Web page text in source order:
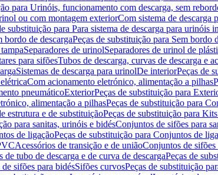
para Urinóis, funcionamento com descarga, sem
ou com montagem exteriorCom sistema de descarga
substituição para Para sistema de descarga para urinóis
bordo de descargaPeças de substituição para Sem bordo
Separadores de urinolSeparadores de urinol de
para sifõesTubos de descarga, curvas de descarga e
Sistemas de descarga para urinolDe interiorPeças de
Com acionamento eletrónico, alimentação a pilhas
pneumáticoExteriorPeças de substituição para
alimentação a pilhasPeças de substituição para
estrutura e de substituiçãoPeças de substituição para
para sanitas, urinóis e bidésConjuntos de sifões para
de ligaçãoPeças de substituição para Conjuntos de
Acessórios de transição e de uniãoConjuntos de
de tubo de descarga e de curva de descargaPeças de
sifões para bidésSifões curvosPeças de substituição